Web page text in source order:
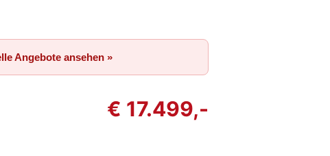
Angebote ansehen »
€ 17.499,-